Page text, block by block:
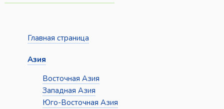
Главная страница
Азия
Восточная Азия
Западная Азия
Юго-Восточная Азия